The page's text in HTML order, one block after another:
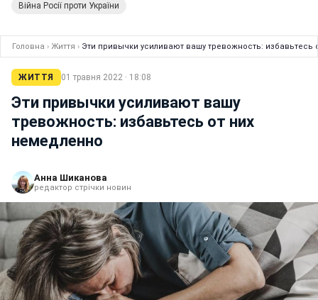
Війна Росії проти України
Головна › Життя › Эти привычки усиливают вашу тревожность: избавьтесь
ЖИТТЯ 01 травня 2022 · 18:08
Эти привычки усиливают вашу
тревожность: избавьтесь от них
немедленно
Анна Шиканова
редактор стрічки новин